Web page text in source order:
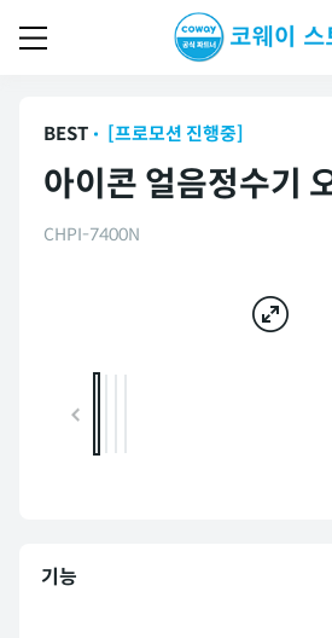
BEST [프로모션 진행중]
아이콘 얼음정수기
CHPI-7400N
기능